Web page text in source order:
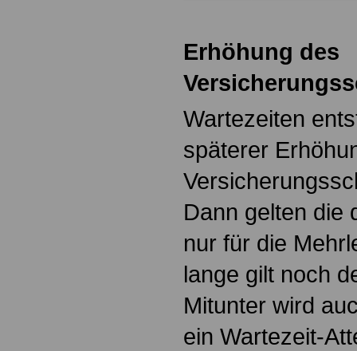
Erhöhung des
Wartezeiten
späterer
Dann gelten die
nur für die
lange gilt noch
Mitunter wird
ein Wartezeit-